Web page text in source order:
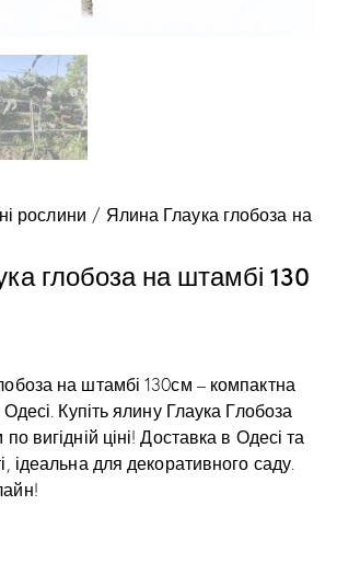
рослини
Ялина Глаука глобоза на
глобоза на штамбі 130
на штамбі 130см – компактна
Купіть ялину Глаука Глобоза
вигідній ціні! Доставка в Одесі та
ідеальна для декоративного саду.